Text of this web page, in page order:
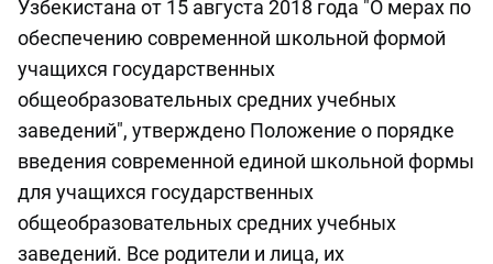
Узбекистана от 15 августа 2018 года "О мерах по
обеспечению современной школьной формой
учащихся государственных
общеобразовательных средних учебных
заведений", утверждено Положение о порядке
введения современной единой школьной формы
для учащихся государственных
общеобразовательных средних учебных
заведений. Все родители и лица, их